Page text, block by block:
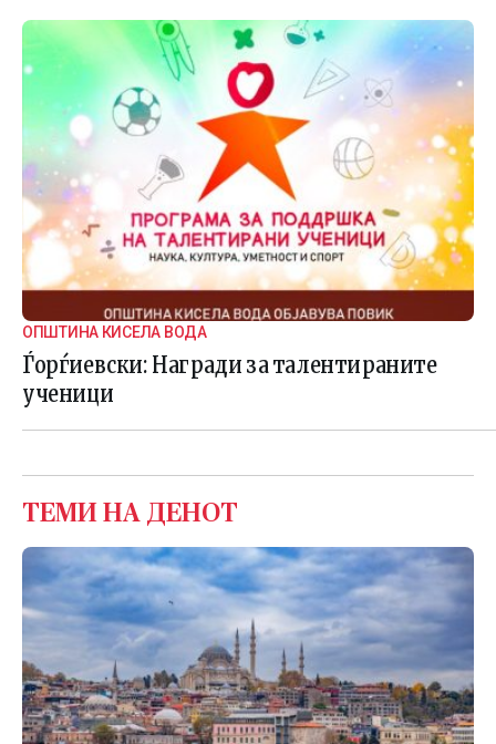
ОПШТИНА КИСЕЛА ВОДА
Ѓорѓиевски: Награди за талентираните
ученици
ТЕМИ НА ДЕНОТ